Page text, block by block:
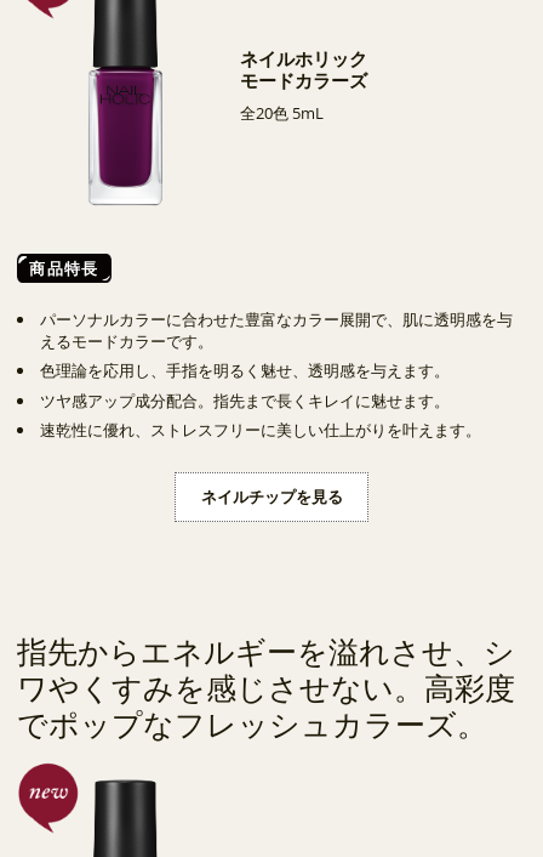
ネイルホリック
モードカラーズ
全20色 5mL
商品特長
パーソナルカラーに合わせた豊富なカラー展開で、肌に透明感を与
えるモードカラーです。
色理論を応用し、手指を明るく魅せ、透明感を与えます。
ツヤ感アップ成分配合。指先まで長くキレイに魅せます。
速乾性に優れ、ストレスフリーに美しい仕上がりを叶えます。
ネイルチップを見る
指先からエネルギーを溢れさせ、シ
ワやくすみを感じさせない。高彩度
でポップなフレッシュカラーズ。